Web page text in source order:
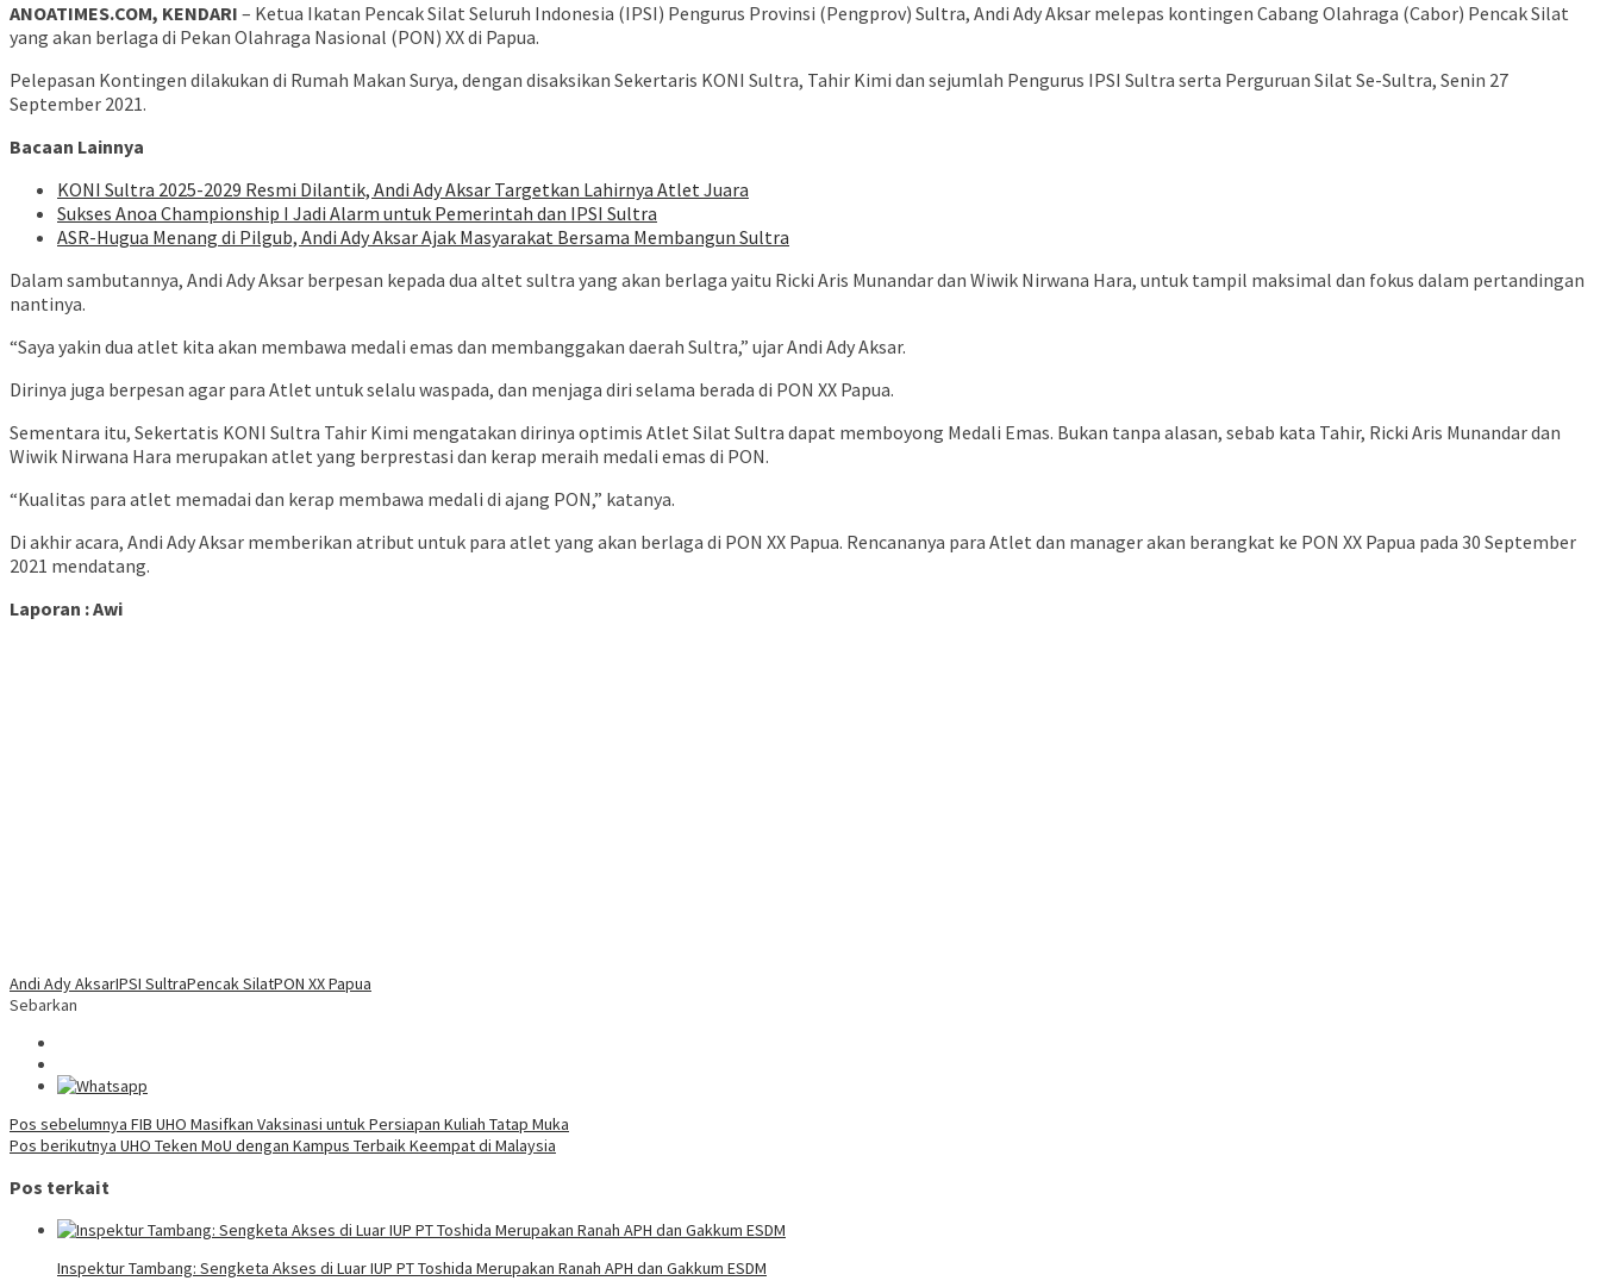
ANOATIMES.COM, KENDARI – Ketua Ikatan Pencak Silat Seluruh Indonesia (IPSI) Pengurus Provinsi (Pengprov) Sultra, Andi Ady Aksar melepas kontingen Cabang Olahraga (Cabor) Pencak Silat
yang akan berlaga di Pekan Olahraga Nasional (PON) XX di Papua.
Pelepasan Kontingen dilakukan di Rumah Makan Surya, dengan disaksikan Sekertaris KONI Sultra, Tahir Kimi dan sejumlah Pengurus IPSI Sultra serta Perguruan Silat Se-Sultra, Senin 27
September 2021.
Bacaan Lainnya
KONI Sultra 2025-2029 Resmi Dilantik, Andi Ady Aksar Targetkan Lahirnya Atlet Juara
Sukses Anoa Championship I Jadi Alarm untuk Pemerintah dan IPSI Sultra
ASR-Hugua Menang di Pilgub, Andi Ady Aksar Ajak Masyarakat Bersama Membangun Sultra
Dalam sambutannya, Andi Ady Aksar berpesan kepada dua altet sultra yang akan berlaga yaitu Ricki Aris Munandar dan Wiwik Nirwana Hara, untuk tampil maksimal dan fokus dalam pertandingan
nantinya.
“Saya yakin dua atlet kita akan membawa medali emas dan membanggakan daerah Sultra,” ujar Andi Ady Aksar.
Dirinya juga berpesan agar para Atlet untuk selalu waspada, dan menjaga diri selama berada di PON XX Papua.
Sementara itu, Sekertatis KONI Sultra Tahir Kimi mengatakan dirinya optimis Atlet Silat Sultra dapat memboyong Medali Emas. Bukan tanpa alasan, sebab kata Tahir, Ricki Aris Munandar dan
Wiwik Nirwana Hara merupakan atlet yang berprestasi dan kerap meraih medali emas di PON.
“Kualitas para atlet memadai dan kerap membawa medali di ajang PON,” katanya.
Di akhir acara, Andi Ady Aksar memberikan atribut untuk para atlet yang akan berlaga di PON XX Papua. Rencananya para Atlet dan manager akan berangkat ke PON XX Papua pada 30 September
2021 mendatang.
Laporan : Awi
Andi Ady AksarIPSI SultraPencak SilatPON XX Papua
Sebarkan
Navigasi
pos
Pos sebelumnya FIB UHO Masifkan Vaksinasi untuk Persiapan Kuliah Tatap Muka
Pos berikutnya UHO Teken MoU dengan Kampus Terbaik Keempat di Malaysia
Pos terkait
Inspektur Tambang: Sengketa Akses di Luar IUP PT Toshida Merupakan Ranah APH dan Gakkum ESDM